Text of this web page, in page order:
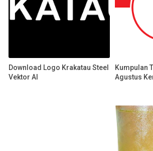
Download Logo Krakatau Steel
Vektor AI
Kumpulan
Agustus